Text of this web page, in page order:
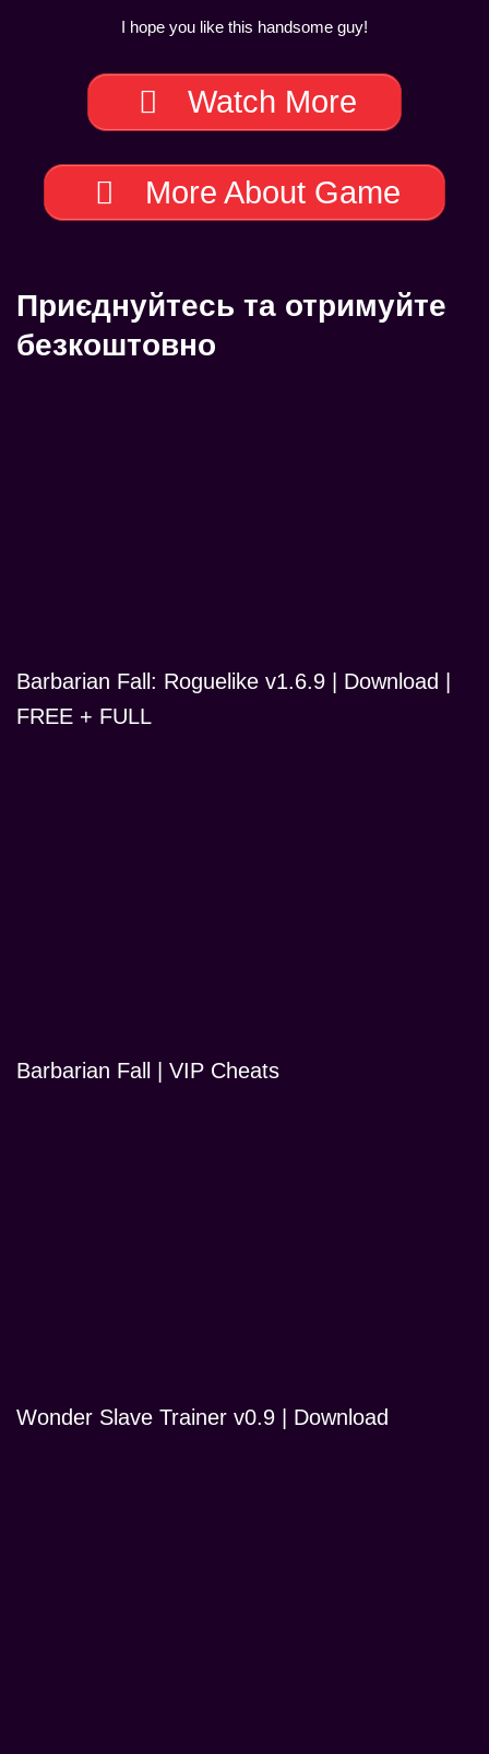
I hope you like this handsome guy!
Watch More
More About Game
Приєднуйтесь та отримуйте
безкоштовно
Barbarian Fall: Roguelike v1.6.9 | Download |
FREE + FULL
Barbarian Fall | VIP Cheats
Wonder Slave Trainer v0.9 | Download